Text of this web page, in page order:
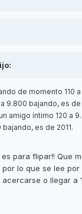
de momento 110
9.800 bajando, es
amigo íntimo 120 a
bajando, es de 2011.
es para flipar!! Que
por lo que se lee
o llegar a